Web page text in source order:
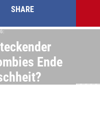
SHARE
Ende